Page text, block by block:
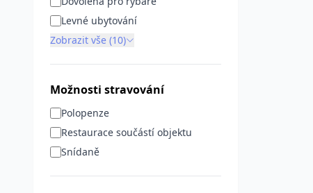
Levné ubytování
Zobrazit vše (10)
Možnosti stravování
Polopenze
Restaurace součástí objektu
Snídaně